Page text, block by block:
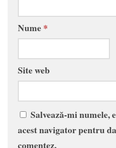
Nume*
Site web
Salvează-mi numele,
acest navigator pentru
comentez.